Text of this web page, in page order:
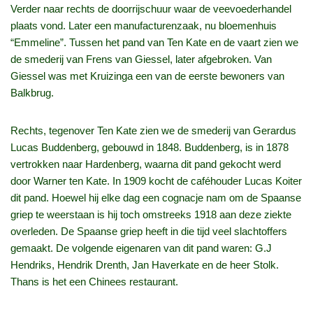
Verder naar rechts de doorrijschuur waar de veevoederhandel
plaats vond. Later een manufacturenzaak, nu bloemenhuis
“Emmeline”. Tussen het pand van Ten Kate en de vaart zien we
de smederij van Frens van Giessel, later afgebroken. Van
Giessel was met Kruizinga een van de eerste bewoners van
Balkbrug.
Rechts, tegenover Ten Kate zien we de smederij van Gerardus
Lucas Buddenberg, gebouwd in 1848. Buddenberg, is in 1878
vertrokken naar Hardenberg, waarna dit pand gekocht werd
door Warner ten Kate. In 1909 kocht de caféhouder Lucas Koiter
dit pand. Hoewel hij elke dag een cognacje nam om de Spaanse
griep te weerstaan is hij toch omstreeks 1918 aan deze ziekte
overleden. De Spaanse griep heeft in die tijd veel slachtoffers
gemaakt. De volgende eigenaren van dit pand waren: G.J
Hendriks, Hendrik Drenth, Jan Haverkate en de heer Stolk.
Thans is het een Chinees restaurant.